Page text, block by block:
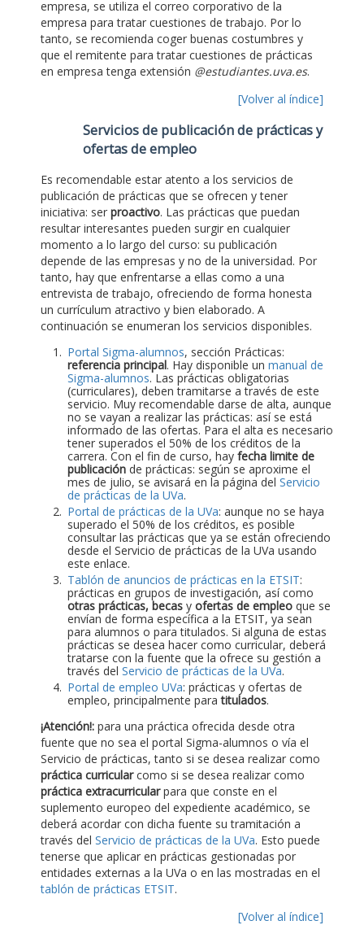
empresa, se utiliza el correo corporativo de la
empresa para tratar cuestiones de trabajo. Por lo
tanto, se recomienda coger buenas costumbres y
que el remitente para tratar cuestiones de prácticas
en empresa tenga extensión @estudiantes.uva.es.
[Volver al índice]
Servicios de publicación de prácticas y
ofertas de empleo
Es recomendable estar atento a los servicios de
publicación de prácticas que se ofrecen y tener
iniciativa: ser proactivo. Las prácticas que puedan
resultar interesantes pueden surgir en cualquier
momento a lo largo del curso: su publicación
depende de las empresas y no de la universidad. Por
tanto, hay que enfrentarse a ellas como a una
entrevista de trabajo, ofreciendo de forma honesta
un currículum atractivo y bien elaborado. A
continuación se enumeran los servicios disponibles.
Portal Sigma-alumnos, sección Prácticas:
referencia principal. Hay disponible un manual de
Sigma-alumnos. Las prácticas obligatorias
(curriculares), deben tramitarse a través de este
servicio. Muy recomendable darse de alta, aunque
no se vayan a realizar las prácticas: así se está
informado de las ofertas. Para el alta es necesario
tener superados el 50% de los créditos de la
carrera. Con el fin de curso, hay fecha limite de
publicación de prácticas: según se aproxime el
mes de julio, se avisará en la página del Servicio
de prácticas de la UVa.
Portal de prácticas de la UVa: aunque no se haya
superado el 50% de los créditos, es posible
consultar las prácticas que ya se están ofreciendo
desde el Servicio de prácticas de la UVa usando
este enlace.
Tablón de anuncios de prácticas en la ETSIT:
prácticas en grupos de investigación, así como
otras prácticas, becas y ofertas de empleo que se
envían de forma específica a la ETSIT, ya sean
para alumnos o para titulados. Si alguna de estas
prácticas se desea hacer como curricular, deberá
tratarse con la fuente que la ofrece su gestión a
través del Servicio de prácticas de la UVa.
Portal de empleo UVa: prácticas y ofertas de
empleo, principalmente paratitulados.
¡Atención!: para una práctica ofrecida desde otra
fuente que no sea el portal Sigma-alumnos o vía el
Servicio de prácticas, tanto si se desea realizar como
práctica curricularcomo si se desea realizar como
práctica extracurricularpara que conste en el
suplemento europeo del expediente académico, se
deberá acordar con dicha fuente su tramitación a
través del Servicio de prácticas de la UVa. Esto puede
tenerse que aplicar en prácticas gestionadas por
entidades externas a la UVa o en las mostradas en el
tablón de prácticas ETSIT.
[Volver al índice]